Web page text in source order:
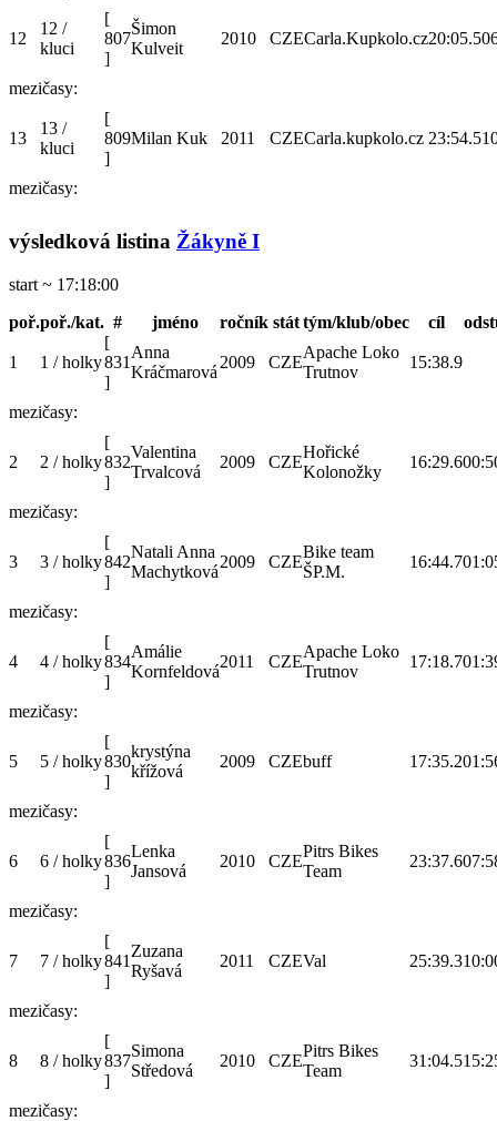
12
12 /
kluci
[
807
]
Šimon
Kulveit
2010 CZECarla.Kupkolo.cz20:05.5
mezičasy:
13
13 /
kluci
[
809
]
Milan Kuk 2011 CZECarla.kupkolo.cz 23:54.5
mezičasy:
výsledková listina Žákyně I
start ~ 17:18:00
poř.poř./kat. # jméno ročník stát tým/klub/obec cíl
1 1 / holky
[
831
]
Anna
Kráčmarová
2009 CZE
Apache Loko
Trutnov
15:38.9
mezičasy:
2 2 / holky
[
832
]
Valentina
Trvalcová
2009 CZE
Hořické
Kolonožky
16:29.6
mezičasy:
3 3 / holky
[
842
]
Natali Anna
Machytková
2009 CZE
Bike team
ŠP.M.
16:44.7
mezičasy:
4 4 / holky
[
834
]
Amálie
Kornfeldová
2011 CZE
Apache Loko
Trutnov
17:18.7
mezičasy:
5 5 / holky
[
830
]
krystýna
křížová
2009 CZEbuff 17:35.2
mezičasy:
6 6 / holky
[
836
]
Lenka
Jansová
2010 CZE
Pitrs Bikes
Team
23:37.6
mezičasy:
7 7 / holky
[
841
]
Zuzana
Ryšavá
2011 CZEVal 25:39.3
mezičasy:
8 8 / holky
[
837
]
Simona
Středová
2010 CZE
Pitrs Bikes
Team
31:04.5
mezičasy: